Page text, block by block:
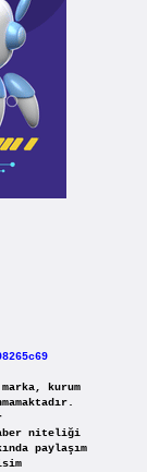
kurum
niteliği
paylaşım